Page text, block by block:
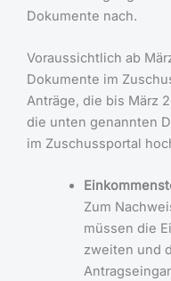
Dokumente nach.
Voraussichtlich ab
Dokumente im
Anträge, die bis März
die unten genannten
im Zuschussportal
Zum
müssen die
zweiten und